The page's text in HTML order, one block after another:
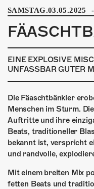
PHOTOMAT
INFOS
KONTAKT
ÜBER UNS
GÖNNEREI
SHOP
SAMSTAG.03.05.2025 -
EINE EXPLOSIVE
UNFASSBAR GUTER
Die Fäaschtbänkler
Menschen im Sturm.
Auftritte und ihre
Beats, traditioneller
bekannt ist, verspricht
und randvolle,
Mit einem breiten Mix
fetten Beats und